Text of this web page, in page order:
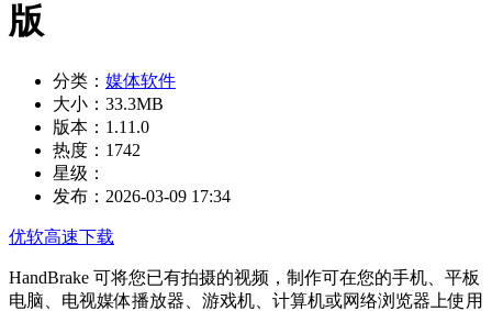
版
分类： 媒体软件
大小： 33.3MB
版本： 1.11.0
热度： 1742
星级：
发布： 2026-03-09 17:34
优软高速下载
HandBrake 可将您已有拍摄的视频，制作可在您的手机、平板
电脑、电视媒体播放器、游戏机、计算机或网络浏览器上使用